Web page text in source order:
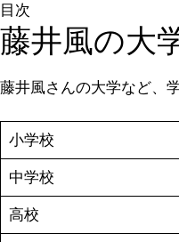
目次
藤井風の大
藤井風さんの大学など、
小学校
中学校
高校